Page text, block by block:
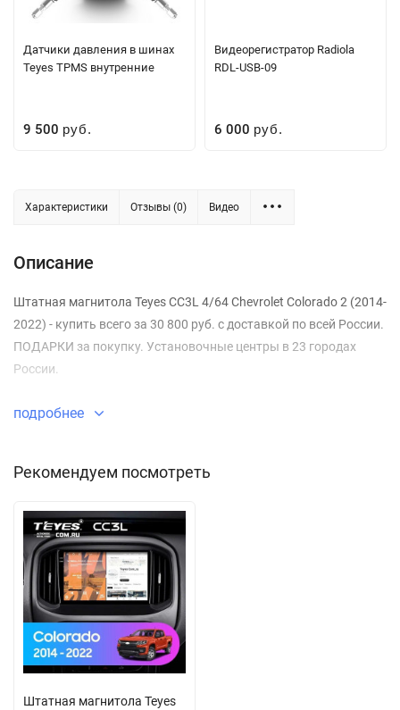
Датчики давления в шинах
Teyes TPMS внутренние
9 500 руб.
Видеорегистратор Radiola
RDL-USB-09
6 000 руб.
Характеристики Отзывы (0) Видео
Описание
Штатная магнитола Teyes CC3L 4/64 Chevrolet Colorado 2 (2014-
2022) - купить всего за 30 800 руб. с доставкой по всей России.
ПОДАРКИ за покупку. Установочные центры в 23 городах
России.
подробнее
Рекомендуем посмотреть
Штатная магнитола Teyes